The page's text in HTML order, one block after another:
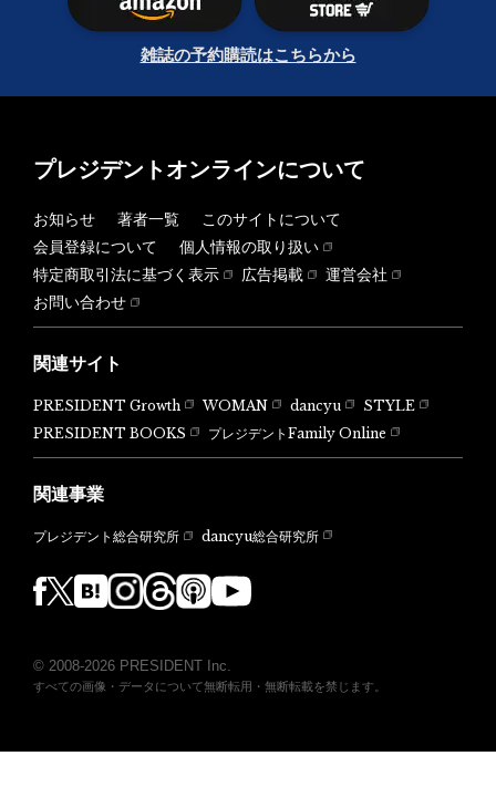
雑誌の予約購読はこちらから
プレジデントオンラインについて
お知らせ 著者一覧
このサイトについて
会員登録について
個人情報の取り扱い
特定商取引法に基づく表示
広告掲載
運営会社
お問い合わせ
関連サイト
PRESIDENT Growth WOMAN dancyu
STYLE
PRESIDENT BOOKS
プレジデントFamily Online
関連事業
プレジデント総合研究所 dancyu総合研究所
© 2008-2026 PRESIDENT Inc.
すべての画像・データについて無断転用・無断転載を禁じます。